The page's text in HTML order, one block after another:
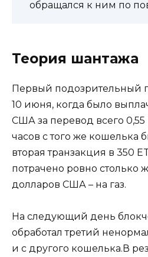
обращался к ним по
Теория шантажа
Первый подозрительный
10 июня, когда было
США за перевод всего 0,55
часов с того же кошелька
вторая транзакция в 350
потрачено ровно столько
долларов США – на газ.
На следующий день
обработал третий
и с другого кошелька.В